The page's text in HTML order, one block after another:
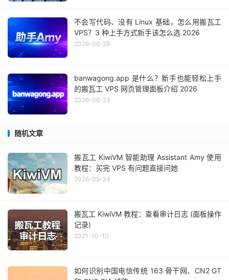
不会写代码、没有 Linux 基础，怎么用搬瓦工
VPS？3 种上手方式新手该怎么选 2026
2026-06-28
banwagong.app 是什么？新手也能轻松上手
的搬瓦工 VPS 网页管理面板介绍 2026
2026-06-23
随机文章
搬瓦工 KiwiVM 智能助理 Assistant Amy 使用
教程：买完 VPS 有问题直接问她
2026-05-24
搬瓦工 KiwiVM 教程：查看审计日志 (面板操作
记录)
2021-10-10
如何识别中国电信传统 163 骨干网、CN2 GT